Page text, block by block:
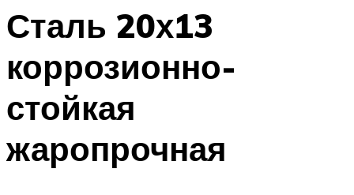
Сталь 20х13
коррозионно-
стойкая
жаропрочная